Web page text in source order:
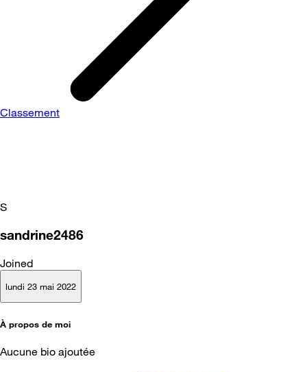
Classement
S
sandrine2486
Joined
lundi 23 mai 2022
À propos de moi
Aucune bio ajoutée